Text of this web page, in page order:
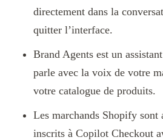
directement dans la
quitter l’interface.
Brand Agents est un
parle avec la voix de votre
votre catalogue de produits.
Les marchands Shopify sont
inscrits à Copilot Checkout